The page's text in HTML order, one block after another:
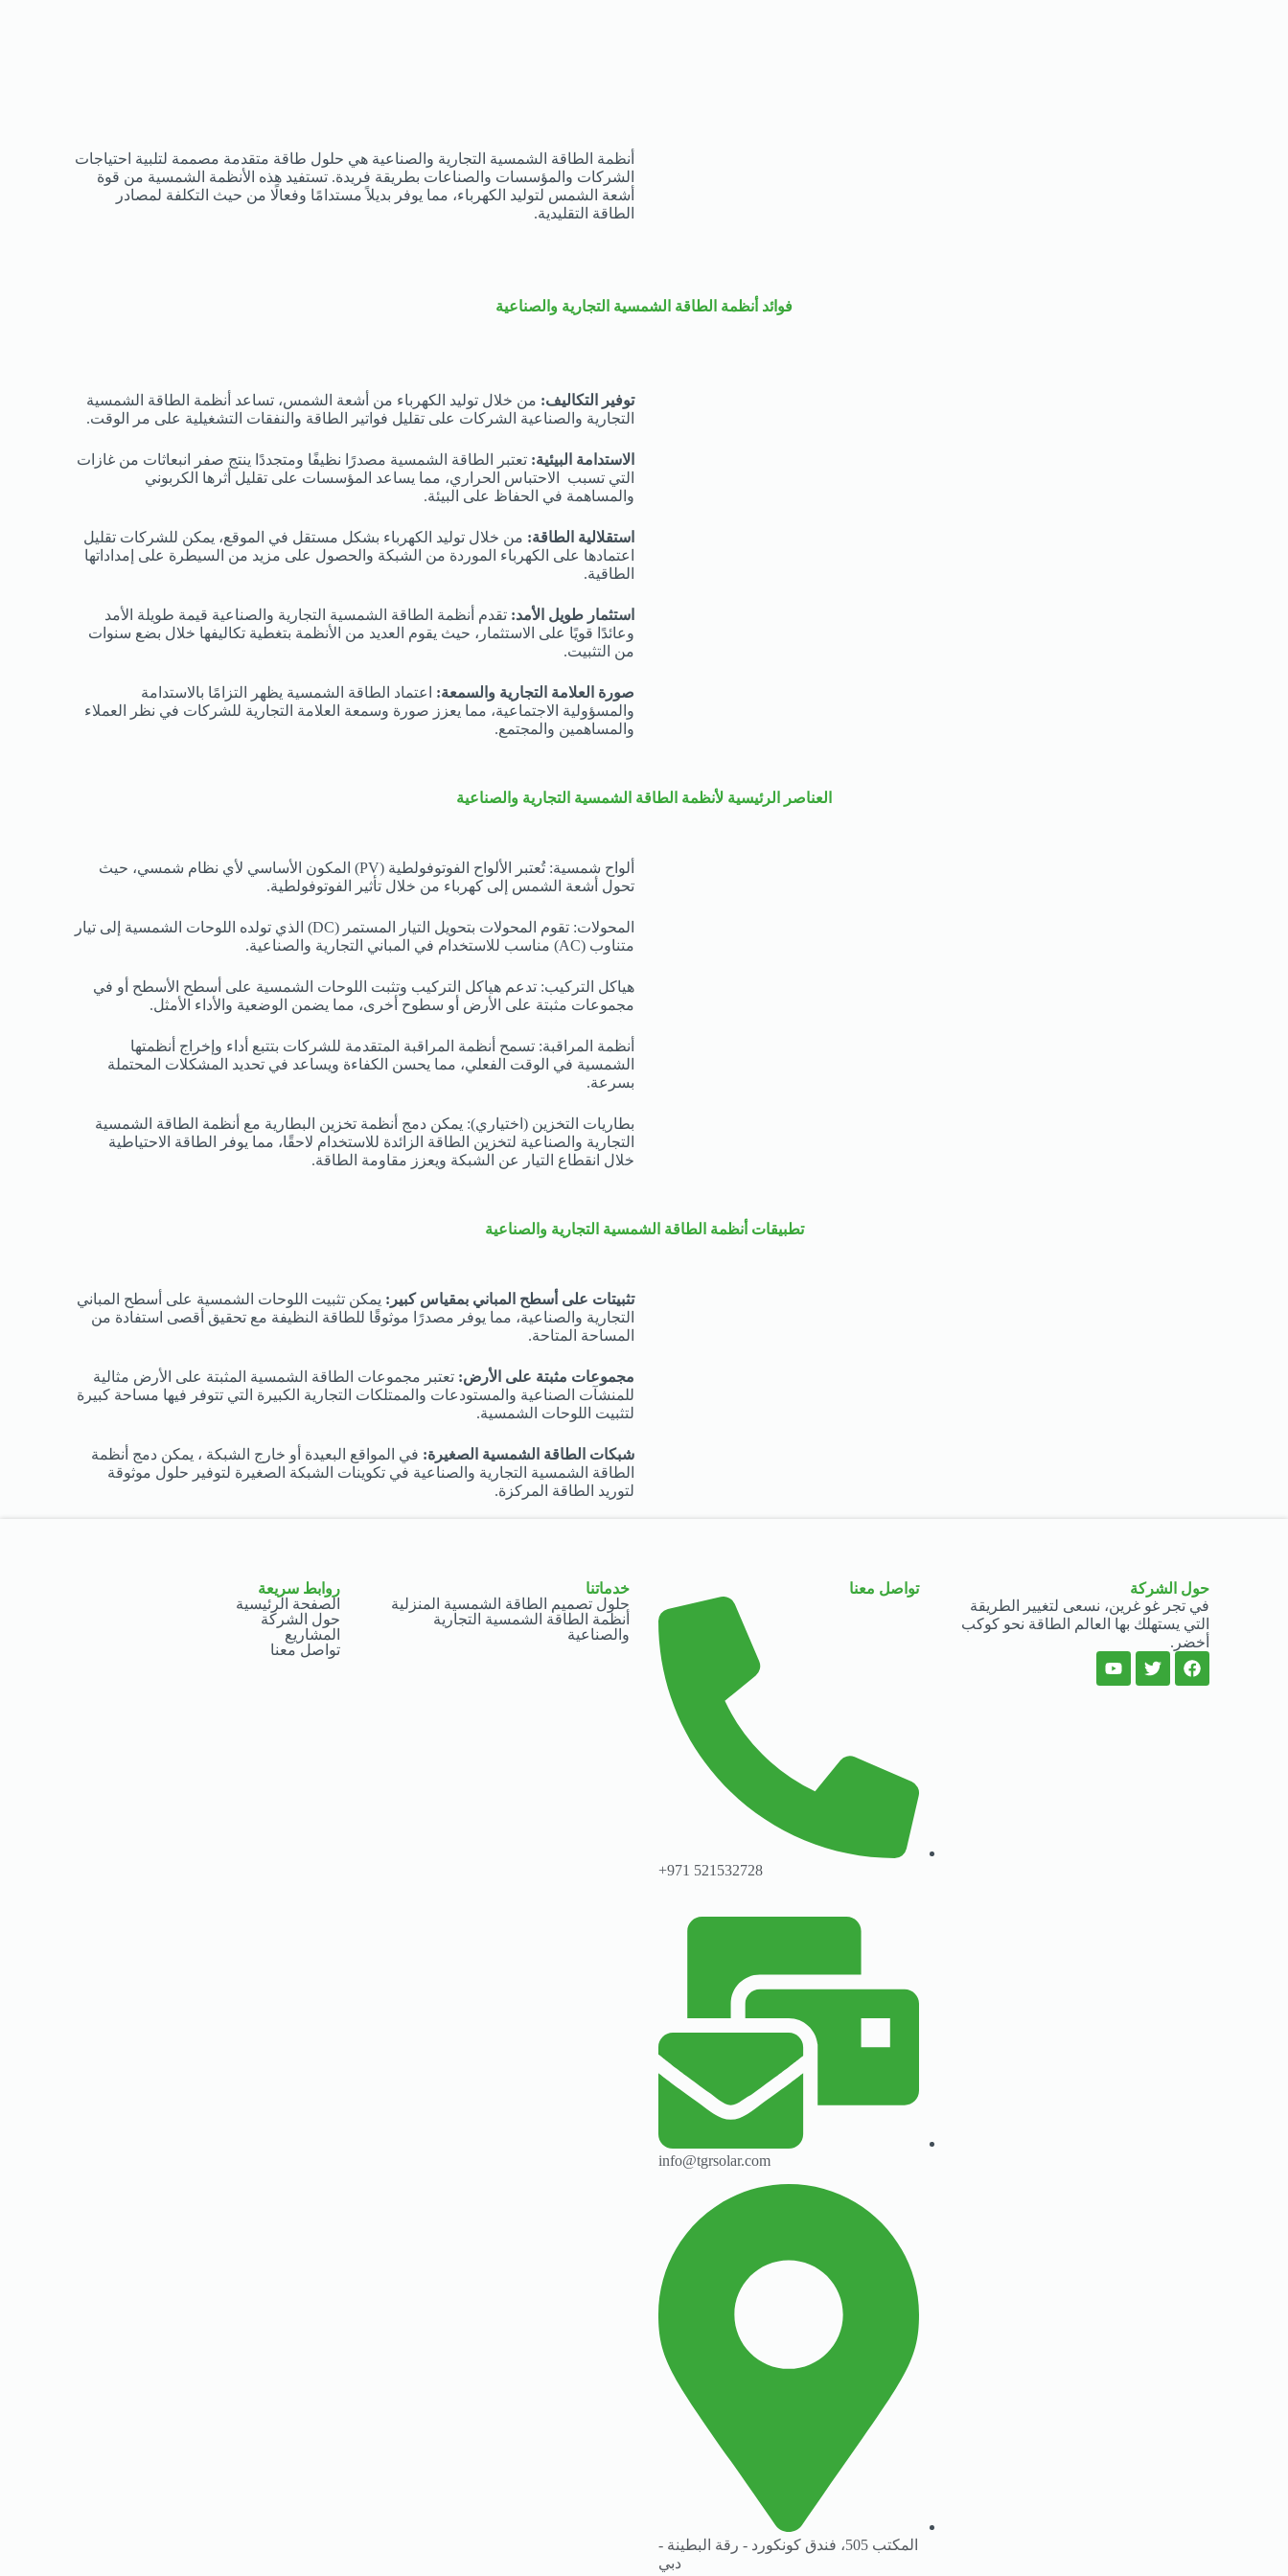
أنظمة الطاقة الشمسية التجارية والصناعية هي حلول طاقة متقدمة مصممة لتلبية احتياجات
الشركات والمؤسسات والصناعات بطريقة فريدة. تستفيد هذه الأنظمة الشمسية من قوة
أشعة الشمس لتوليد الكهرباء، مما يوفر بديلاً مستدامًا وفعالًا من حيث التكلفة لمصادر
الطاقة التقليدية.
فوائد أنظمة الطاقة الشمسية التجارية والصناعية
توفير التكاليف: من خلال توليد الكهرباء من أشعة الشمس، تساعد أنظمة الطاقة الشمسية
التجارية والصناعية الشركات على تقليل فواتير الطاقة والنفقات التشغيلية على مر الوقت.
الاستدامة البيئية: تعتبر الطاقة الشمسية مصدرًا نظيفًا ومتجددًا ينتج صفر انبعاثات من غازات
التي تسبب الاحتباس الحراري، مما يساعد المؤسسات على تقليل أثرها الكربوني
والمساهمة في الحفاظ على البيئة.
استقلالية الطاقة: من خلال توليد الكهرباء بشكل مستقل في الموقع، يمكن للشركات تقليل
اعتمادها على الكهرباء الموردة من الشبكة والحصول على مزيد من السيطرة على إمداداتها
الطاقية.
استثمار طويل الأمد: تقدم أنظمة الطاقة الشمسية التجارية والصناعية قيمة طويلة الأمد
وعائدًا قويًا على الاستثمار، حيث يقوم العديد من الأنظمة بتغطية تكاليفها خلال بضع سنوات
من التثبيت.
صورة العلامة التجارية والسمعة: اعتماد الطاقة الشمسية يظهر التزامًا بالاستدامة
والمسؤولية الاجتماعية، مما يعزز صورة وسمعة العلامة التجارية للشركات في نظر العملاء
والمساهمين والمجتمع.
العناصر الرئيسية لأنظمة الطاقة الشمسية التجارية والصناعية
ألواح شمسية: تُعتبر الألواح الفوتوفولطية (PV) المكون الأساسي لأي نظام شمسي، حيث
تحول أشعة الشمس إلى كهرباء من خلال تأثير الفوتوفولطية.
المحولات: تقوم المحولات بتحويل التيار المستمر (DC) الذي تولده اللوحات الشمسية إلى تيار
متناوب (AC) مناسب للاستخدام في المباني التجارية والصناعية.
هياكل التركيب: تدعم هياكل التركيب وتثبت اللوحات الشمسية على أسطح الأسطح أو في
مجموعات مثبتة على الأرض أو سطوح أخرى، مما يضمن الوضعية والأداء الأمثل.
أنظمة المراقبة: تسمح أنظمة المراقبة المتقدمة للشركات بتتبع أداء وإخراج أنظمتها
الشمسية في الوقت الفعلي، مما يحسن الكفاءة ويساعد في تحديد المشكلات المحتملة
بسرعة.
بطاريات التخزين (اختياري): يمكن دمج أنظمة تخزين البطارية مع أنظمة الطاقة الشمسية
التجارية والصناعية لتخزين الطاقة الزائدة للاستخدام لاحقًا، مما يوفر الطاقة الاحتياطية
خلال انقطاع التيار عن الشبكة ويعزز مقاومة الطاقة.
تطبيقات أنظمة الطاقة الشمسية التجارية والصناعية
تثبيتات على أسطح المباني بمقياس كبير: يمكن تثبيت اللوحات الشمسية على أسطح المباني
التجارية والصناعية، مما يوفر مصدرًا موثوقًا للطاقة النظيفة مع تحقيق أقصى استفادة من
المساحة المتاحة.
مجموعات مثبتة على الأرض: تعتبر مجموعات الطاقة الشمسية المثبتة على الأرض مثالية
للمنشآت الصناعية والمستودعات والممتلكات التجارية الكبيرة التي تتوفر فيها مساحة كبيرة
لتثبيت اللوحات الشمسية.
شبكات الطاقة الشمسية الصغيرة: في المواقع البعيدة أو خارج الشبكة ، يمكن دمج أنظمة
الطاقة الشمسية التجارية والصناعية في تكوينات الشبكة الصغيرة لتوفير حلول موثوقة
لتوريد الطاقة المركزة.
حول الشركة
في تجر غو غرين، نسعى لتغيير الطريقة
التي يستهلك بها العالم الطاقة نحو كوكب
أخضر.
تواصل معنا
+971 521532728
info@tgrsolar.com
المكتب 505، فندق كونكورد - رقة البطينة -
دبي
خدماتنا
حلول تصميم الطاقة الشمسية المنزلية
أنظمة الطاقة الشمسية التجارية
والصناعية
روابط سريعة
الصفحة الرئيسية
حول الشركة
المشاريع
تواصل معنا